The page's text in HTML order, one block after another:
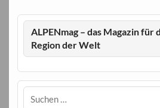
ALPENmag – das Magazin für
Region der Welt